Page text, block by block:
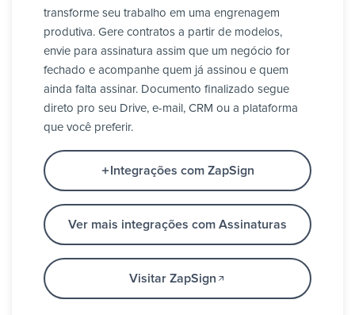
transforme seu trabalho em uma engrenagem
produtiva. Gere contratos a partir de modelos,
envie para assinatura assim que um negócio for
fechado e acompanhe quem já assinou e quem
ainda falta assinar. Documento finalizado segue
direto pro seu Drive, e-mail, CRM ou a plataforma
que você preferir.
Integrações com ZapSign
Ver mais integrações com Assinaturas
Visitar ZapSign